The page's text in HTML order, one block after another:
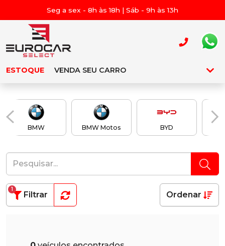
Seg a sex - 8h às 18h | Sáb - 9h às 13h
ESTOQUE VENDA SEU CARRO
BMW BMW Motos BYD
Filtrar
1
Ordenar